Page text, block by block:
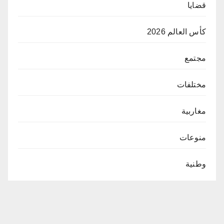
قضايا
كأس العالم 2026
مجتمع
مختلفات
مغاربية
منوعات
وطنية